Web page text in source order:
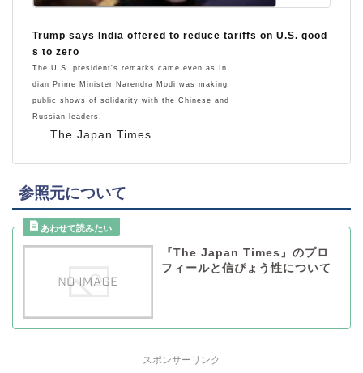
The Japan Times
Trump says India offered to reduce tariffs on U.S. good
s to zero
The U.S. president's remarks came even as In
dian Prime Minister Narendra Modi was making
public shows of solidarity with the Chinese and
Russian leaders.
参照元について
『The Japan Times』のプロ
フィールと信ぴょう性について
スポンサーリンク